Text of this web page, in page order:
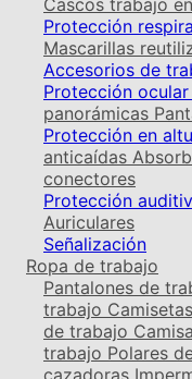
Cascos trabajo
Protección
Mascarillas
Accesorios de
Protección ocular
panorámicas
Protección en
anticaídas
conectores
Protección
Auriculares
Señalización
Ropa de trabajo
Pantalones de
trabajo
de trabajo
trabajo Polares
cazadoras